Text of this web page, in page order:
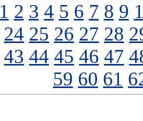
1 2 3 4 5 6 7 8 9
24 25 26 27 28
43 44 45 46 47
59 60 61